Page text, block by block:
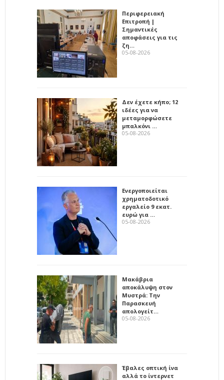
Περιφερειακή
Επιτροπή |
Σημαντικές
αποφάσεις για τις
ζη…
05-08-2026
Δεν έχετε κήπο; 12
ιδέες για να
μεταμορφώσετε
μπαλκόνι …
05-08-2026
Ενεργοποιείται
χρηματοδοτικό
εργαλείο 9 εκατ.
ευρώ για …
05-08-2026
Μακάβρια
αποκάλυψη στον
Μυστρά: Την
Παρασκευή
απολογείτ…
05-08-2026
Έβαλες οπτική ίνα
αλλά το ίντερνετ